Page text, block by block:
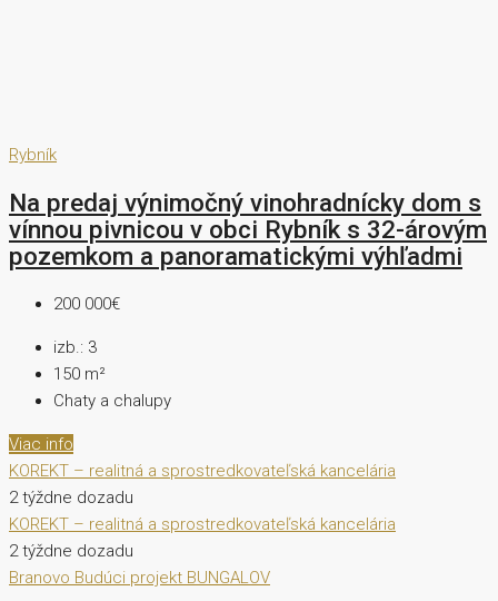
Rybník
Na predaj výnimočný vinohradnícky dom s
vínnou pivnicou v obci Rybník s 32-árovým
pozemkom a panoramatickými výhľadmi
200 000€
izb.: 3
150 m²
Chaty a chalupy
Viac info
KOREKT – realitná a sprostredkovateľská kancelária
2 týždne dozadu
KOREKT – realitná a sprostredkovateľská kancelária
2 týždne dozadu
Branovo Budúci projekt BUNGALOV